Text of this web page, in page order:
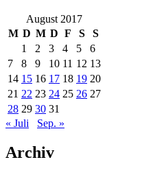
August 2017
M D M D F S
S
1
2 3 4 5
6
7
8 9 10 11 12 13
14 15 16 17 18 19 20
21 22 23 24 25 26 27
28 29 30 31
« Juli
Sep. »
Archiv